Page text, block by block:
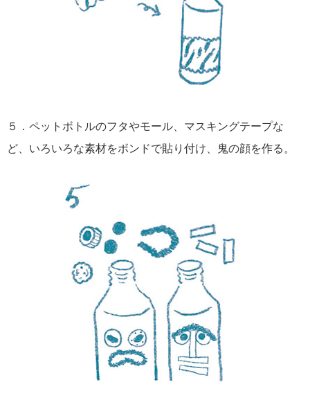
５．ペットボトルのフタやモール、マスキングテープな
ど、いろいろな素材をボンドで貼り付け、鬼の顔を作る。